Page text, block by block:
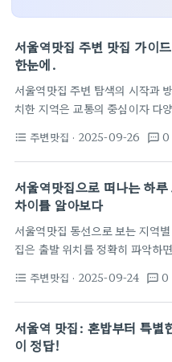
서울역맛집 주변 맛집 가이
한눈에.
서울역맛집 주변 탐색의 시작과
치한 지역은 교통의 중심이자 다
먼저 파악하는 것이 집중력을 높
여러 코스로 나눠 맛집을 둘러보
를 체험하는 가장 효과적인 방법
점심시간에는 줄 서는 가게가 많
용해 가까운 거리의 가성비 좋은
습관이 도움이 된다. 또한 동선
중도를 높이고 체력 소모를 줄여
format_list_bulleted 주변맛집 · 2025-09-26 textsms 0
서울역맛집으로 떠나는 하
차이를 알아보다
서울역맛집 동선으로 보는 지역
집은 출발 위치를 정확히 파악하
기본은 역에서 도보 5분 이내 거리
누는 것이다 남대문시장과 연결
밥과 분식, 가정식이 모여 있어
에 좋고 역 근처의 작은 가게들은
format_list_bulleted 주변맛집 · 2025-09-24 textsms 0
서울역 맛집: 혼밥부터 특별
이 정답!